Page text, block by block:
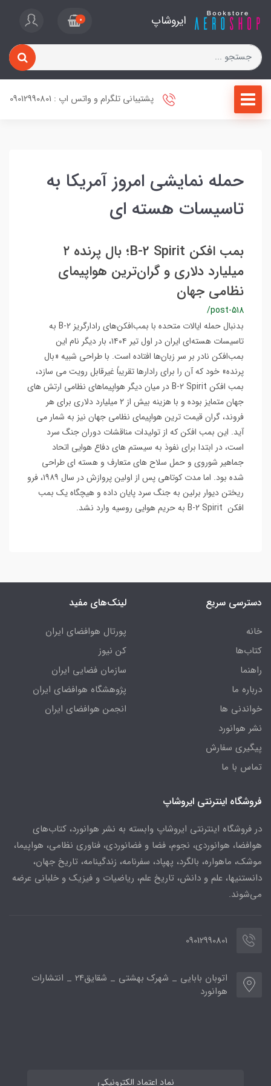
ایروشاپ 0
پشتیبانی تلگرام و واتس اپ : 09012990801
حمله نمایشی امروز آمریکا به
تاسیسات هسته ای
بمب افکن B-2 Spirit؛ بال پرنده ۲
میلیارد دلاری و گران‌ترین هواپیمای
نظامی جهان
/post-518
بدنبال حمله ایالات متحده با بمب‌افکن‌های رادارگریز B-2 به
تاسیسات هسته‌ای ایران در اول تیر ۱۴۰۴، بار دیگر نام این
بمب‌افکن نادر بر سر زبان‌ها افتاده است. با طراحی شبیه «بال
پرنده» خود که آن را برای رادارها تقریباً غیرقابل رویت می سازد،
بمب افکن B-2 Spirit در میان دیگر هواپیماهای نظامی ارتش های
جهان متمایز بوده و با هزینه بیش از ۲ میلیارد دلاری برای هر
فروند، گران قیمت ترین هواپیمای نظامی جهان نیز به شمار می
آید. این بمب افکن که از تولیدات مناقشات دوران جنگ سرد
است، در ابتدا برای نفوذ به سیستم های دفاع هوایی اتحاد
جماهیر شوروی و حمل سلاح های متعارف و هسته ای طراحی
شده بود. اما مدت کوتاهی پس از اولین پروازش در سال ۱۹۸۹، فرو
ریختن دیوار برلین به جنگ سرد پایان داده و هیچگاه یک بمب
افکن B-2 Spirit به حریم هوایی روسیه وارد نشد.
دسترسی سریع
خانه
کتاب‌ها
راهنما
درباره ما
خواندنی ها
نشر هوانورد
پیگیری سفارش
تماس با ما
لینک‌های مفید
پورتال هوافضای ایران
کن نیوز
سازمان فضایی ایران
پژوهشگاه هوافضای ایران
انجمن هوافضای ایران
فروشگاه اینترنتی ایروشاپ
در فروشگاه اینترنتی ایروشاپ وابسته به نشر هوانورد، کتاب‌های
هوافضا، هوانوردی، نجوم، فضا و فضانوردی، فناوری نظامی، هواپیما،
موشک، ماهواره، بالگرد، پهپاد، سفرنامه، زندگینامه، تاریخ جهان،
دانستنیها، علم و دانش، تاریخ علم، ریاضیات و فیزیک و خلبانی عرضه
می‌شوند.
09012990801
اتوبان بابایی _ شهرک بهشتی _ شقایق24 _ انتشارات
هوانورد
نماد اعتماد الکترونیکی